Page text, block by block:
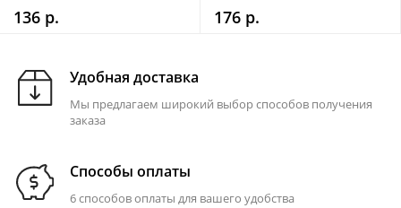
136 р. 176 р.
Удобная доставка
Мы предлагаем широкий выбор способов получения
заказа
Способы оплаты
6 способов оплаты для вашего удобства